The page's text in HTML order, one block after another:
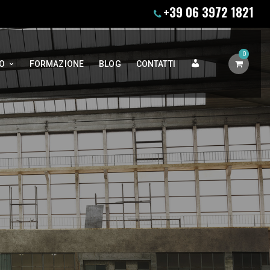
+39 06 3972 1821
FORMAZIONE BLOG CONTATTI ACCOUNT
0